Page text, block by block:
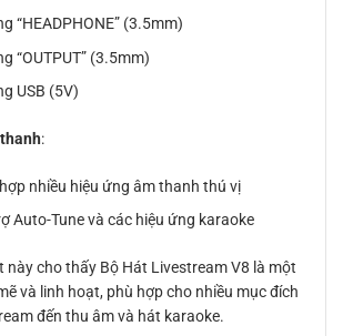
“HEADPHONE” (3.5mm)
“OUTPUT” (3.5mm)
USB (5V)
:
nhiều hiệu ứng âm thanh thú vị
Auto-Tune và các hiệu ứng karaoke
này cho thấy Bộ Hát Livestream V8 là một
và linh hoạt, phù hợp cho nhiều mục đích
đến thu âm và hát karaoke.